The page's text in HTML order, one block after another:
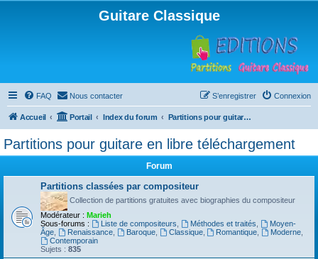
Guitare Classique
FAQ Nous contacter Connexion
S’enregistrer
Accueil Portail Index du forum Partitions pour guitare en libre téléchargement
Partitions pour guitare en libre téléchargement
Forum
Partitions classées par compositeur
Collection de partitions gratuites avec biographies du compositeur
Modérateur : Marieh
Sous-forums :
Liste de compositeurs Méthodes et traités
Moyen-
Âge
Renaissance, Baroque, Classique, Romantique Moderne
Contemporain
Sujets : 835